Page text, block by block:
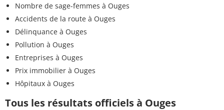
Nombre de sage-femmes à Ouges
Accidents de la route à Ouges
Délinquance à Ouges
Pollution à Ouges
Entreprises à Ouges
Prix immobilier à Ouges
Hôpitaux à Ouges
Tous les résultats officiels à Ouges